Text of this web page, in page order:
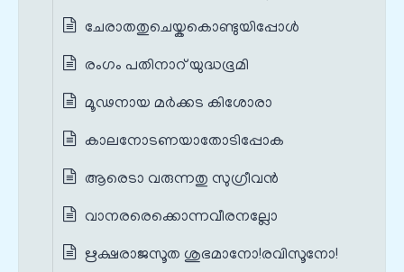
ചേരാതതുചെയ്കകൊണ്ടുയിപ്പോൾ
രംഗം പതിനാറ് യുദ്ധഭൂമി
മൂഢനായ മർക്കട കിശോരാ
കാലനോടണയാതോടിപ്പോക
ആരെടാ വരുന്നതു സുഗ്രീവൻ
വാനരരെക്കൊന്നവീരനല്ലോ
ഋക്ഷരാജസൂത ശുഭമാനോ!രവിസൂനോ!